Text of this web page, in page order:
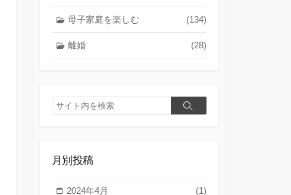
母子家庭を楽しむ (134)
離婚 (28)
検
索
検
月別投稿
2024年4月 (1)